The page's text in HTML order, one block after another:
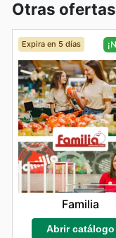
Otras
Expira en 5 días
Familia
Abrir catálogo